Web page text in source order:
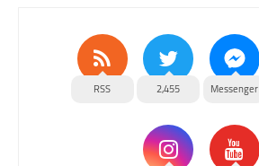
Messenger
2,455
RSS